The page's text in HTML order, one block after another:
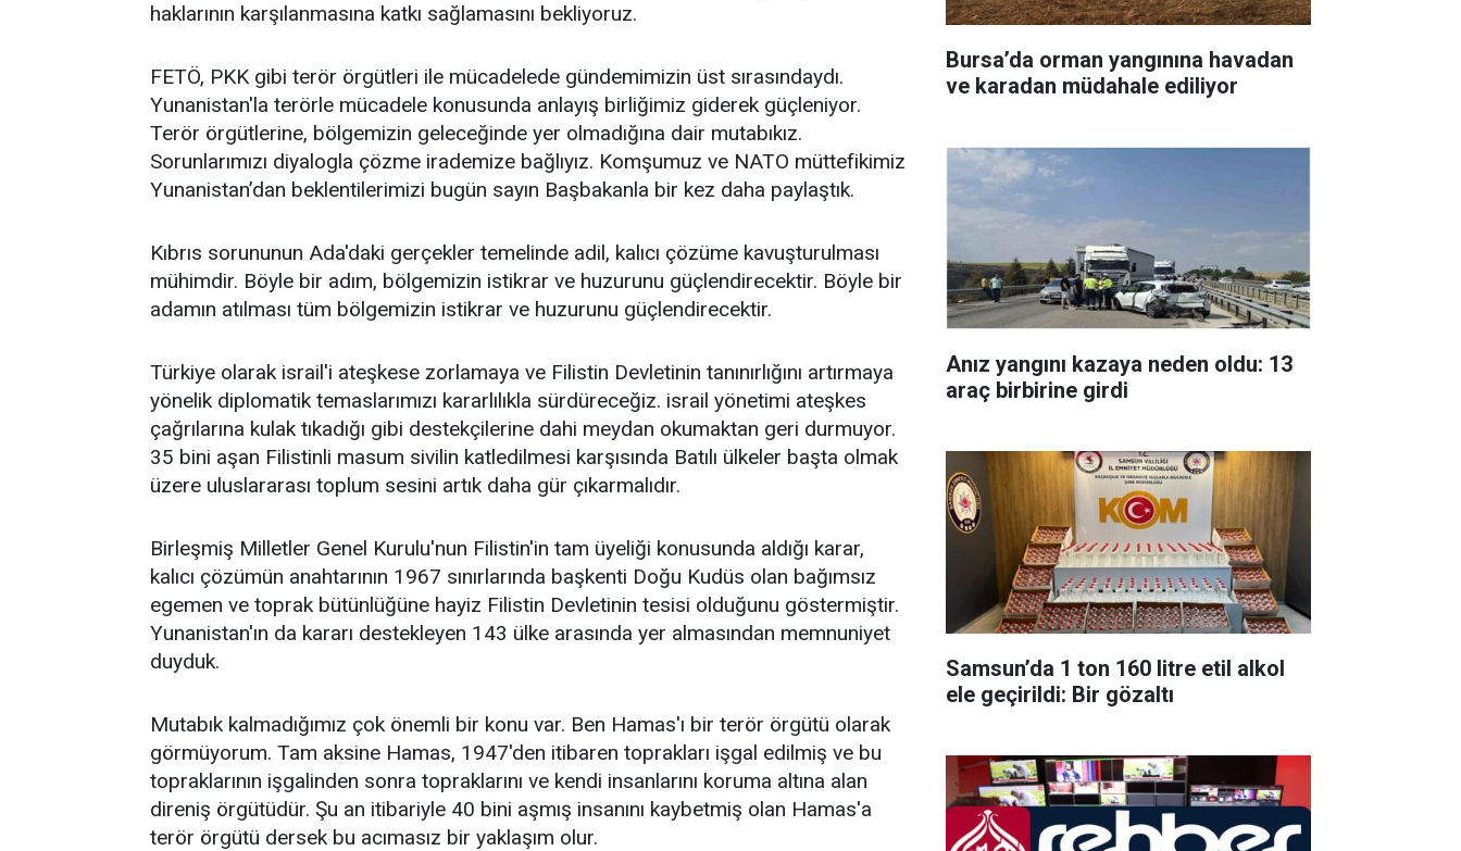
haklarının karşılanmasına katkı sağlamasını bekliyoruz.
FETÖ, PKK gibi terör örgütleri ile mücadelede gündemimizin üst sırasındaydı.
Yunanistan'la terörle mücadele konusunda anlayış birliğimiz giderek güçleniyor.
Terör örgütlerine, bölgemizin geleceğinde yer olmadığına dair mutabıkız.
Sorunlarımızı diyalogla çözme irademize bağlıyız. Komşumuz ve NATO müttefikimiz
Yunanistan’dan beklentilerimizi bugün sayın Başbakanla bir kez daha paylaştık.
Kıbrıs sorununun Ada'daki gerçekler temelinde adil, kalıcı çözüme kavuşturulması
mühimdir. Böyle bir adım, bölgemizin istikrar ve huzurunu güçlendirecektir. Böyle bir
adamın atılması tüm bölgemizin istikrar ve huzurunu güçlendirecektir.
Türkiye olarak israil'i ateşkese zorlamaya ve Filistin Devletinin tanınırlığını artırmaya
yönelik diplomatik temaslarımızı kararlılıkla sürdüreceğiz. israil yönetimi ateşkes
çağrılarına kulak tıkadığı gibi destekçilerine dahi meydan okumaktan geri durmuyor.
35 bini aşan Filistinli masum sivilin katledilmesi karşısında Batılı ülkeler başta olmak
üzere uluslararası toplum sesini artık daha gür çıkarmalıdır.
Birleşmiş Milletler Genel Kurulu'nun Filistin'in tam üyeliği konusunda aldığı karar,
kalıcı çözümün anahtarının 1967 sınırlarında başkenti Doğu Kudüs olan bağımsız
egemen ve toprak bütünlüğüne hayiz Filistin Devletinin tesisi olduğunu göstermiştir.
Yunanistan'ın da kararı destekleyen 143 ülke arasında yer almasından memnuniyet
duyduk.
Mutabık kalmadığımız çok önemli bir konu var. Ben Hamas'ı bir terör örgütü olarak
görmüyorum. Tam aksine Hamas, 1947'den itibaren toprakları işgal edilmiş ve bu
topraklarının işgalinden sonra topraklarını ve kendi insanlarını koruma altına alan
direniş örgütüdür. Şu an itibariyle 40 bini aşmış insanını kaybetmiş olan Hamas'a
terör örgütü dersek bu acımasız bir yaklaşım olur.
Bursa’da orman yangınına havadan
ve karadan müdahale ediliyor
Anız yangını kazaya neden oldu: 13
araç birbirine girdi
Samsun’da 1 ton 160 litre etil alkol
ele geçirildi: Bir gözaltı